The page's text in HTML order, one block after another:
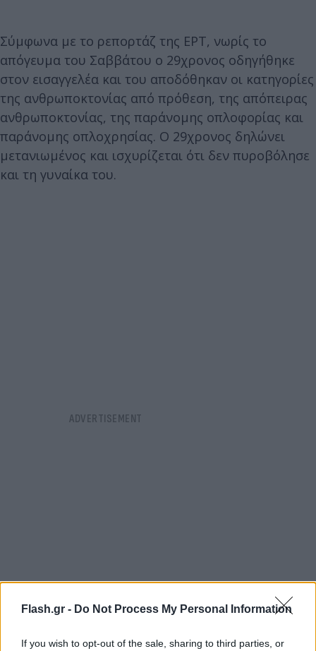
Flash.gr - Do Not Process My Personal Information
If you wish to opt-out of the sale, sharing to third parties, or
Σύμφωνα με το ρεπορτάζ της ΕΡΤ, νωρίς το
απόγευμα του Σαββάτου ο 29χρονος οδηγήθηκε
στον εισαγγελέα και του αποδόθηκαν οι κατηγορίες
της ανθρωποκτονίας από πρόθεση, της απόπειρας
ανθρωποκτονίας, της παράνομης οπλοφορίας και
παράνομης οπλοχρησίας. Ο 29χρονος δηλώνει
μετανιωμένος και ισχυρίζεται ότι δεν πυροβόλησε
και τη γυναίκα του.